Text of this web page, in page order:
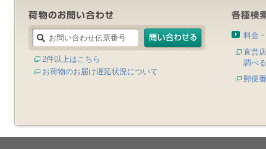
2件以上はこちら
お荷物のお届け遅延状況について
料金
直営
調べる
郵便